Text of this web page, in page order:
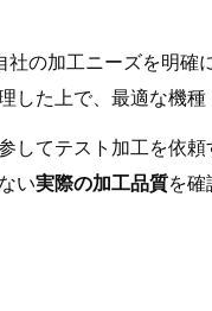
の加工ニーズを明確
た上で、最適な機種
してテスト加工を依
い実際の加工品質を確